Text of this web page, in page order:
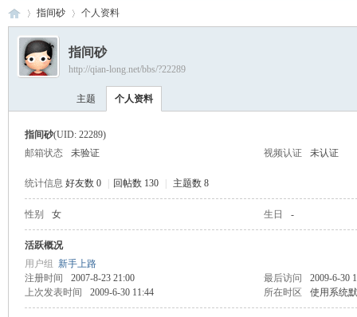
›
指间砂 个人资料
指间砂
http://qian-long.net/bbs/?22289
主题 个人资料
指间砂(UID: 22289)
邮箱状态
未验证 视频认证 未认证
统计信息 好友数 0 回帖数 130 主题数 8
性别 女 生日 -
活跃概况
用户组 新手上路
注册时间
2007-8-23 21:00 最后访问
2009-6-30
上次发表时间
2009-6-30 11:44 所在时区 使用系统